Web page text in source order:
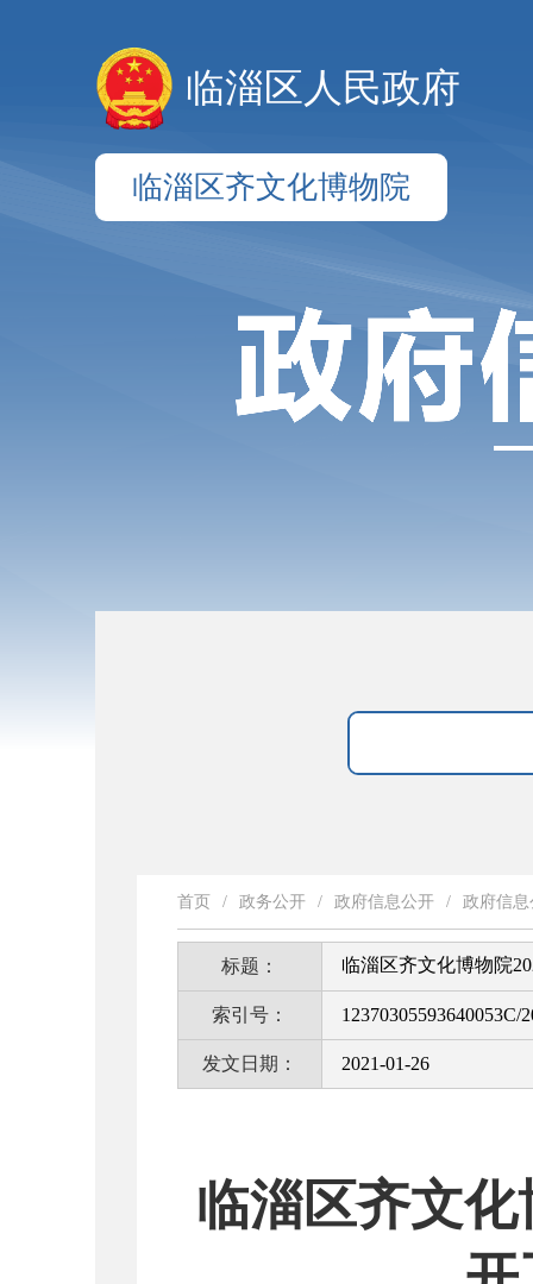
临淄区人民政府
临淄区齐文化博物院
首页 / 政务公开 / 政府信息公开 / 政府信
标题： 临淄区齐文化博物院
索引号： 12370305593640053C/
发文日期： 2021-01-26
临淄区齐文